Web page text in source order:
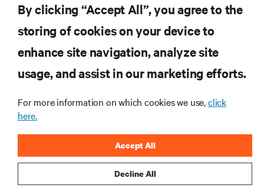
INSCREVA-SE AGORA
RECURSOS
CORPORATIVO
By clicking “Accept All”, you agree to the
storing of cookies on your device to
enhance site navigation, analyze site
usage, and assist in our marketing efforts.
For more information on which cookies we use,click
here.
Decline All
Accept All